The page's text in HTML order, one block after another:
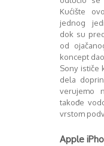
Kućište
jednog
dok su
od
koncept
Sony ističe
dela
verujemo
takođe
vrstom
Apple